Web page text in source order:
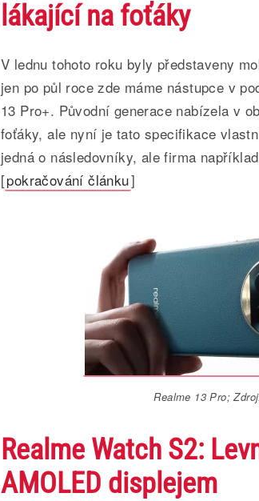
lákající na foťáky
V lednu tohoto roku byly představeny
jen po půl roce zde máme nástupce v
13 Pro+. Původní generace nabízela v
foťáky, ale nyní je tato specifikace
jedná o následovníky, ale firma
[pokračování článku]
Realme 13 Pro;
Realme Watch S2:
AMOLED displejem